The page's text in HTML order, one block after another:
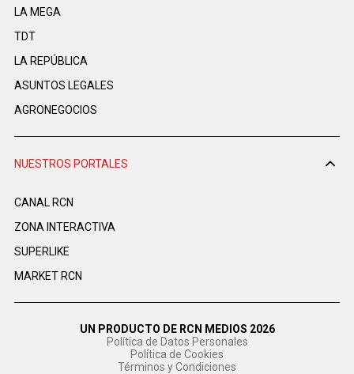
LA MEGA
TDT
LA REPÚBLICA
ASUNTOS LEGALES
AGRONEGOCIOS
NUESTROS PORTALES
CANAL RCN
ZONA INTERACTIVA
SUPERLIKE
MARKET RCN
UN PRODUCTO DE RCN MEDIOS 2026
Política de Datos Personales
Política de Cookies
Términos y Condiciones